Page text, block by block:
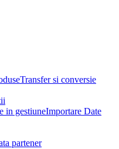
Transfer si conversie
Importare Date
partener